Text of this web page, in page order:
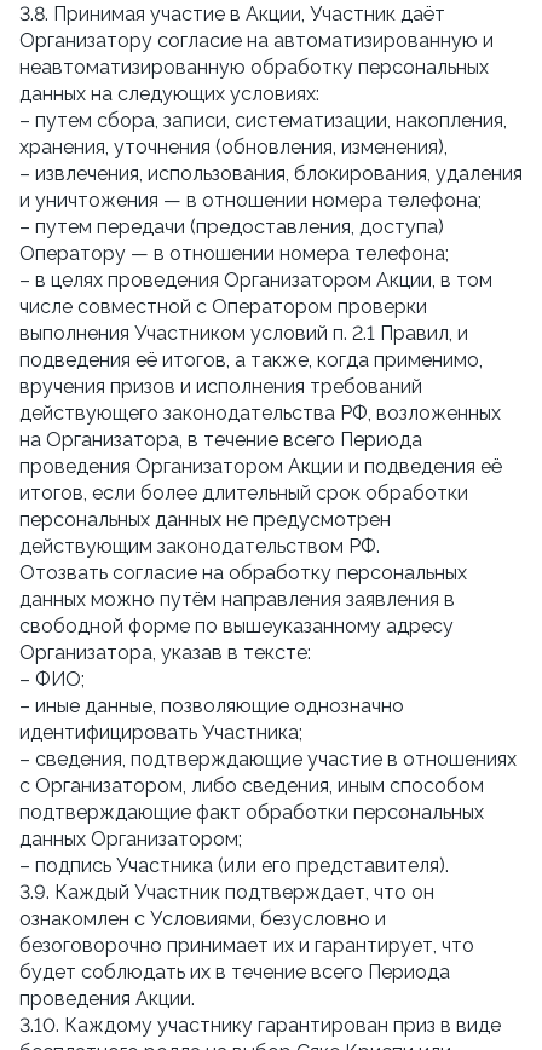
3.8. Принимая участие в Акции, Участник даёт
Организатору согласие на автоматизированную и
неавтоматизированную обработку персональных
данных на следующих условиях:
– путем сбора, записи, систематизации, накопления,
хранения, уточнения (обновления, изменения),
– извлечения, использования, блокирования, удаления
и уничтожения — в отношении номера телефона;
– путем передачи (предоставления, доступа)
Оператору — в отношении номера телефона;
– в целях проведения Организатором Акции, в том
числе совместной с Оператором проверки
выполнения Участником условий п. 2.1 Правил, и
подведения её итогов, а также, когда применимо,
вручения призов и исполнения требований
действующего законодательства РФ, возложенных
на Организатора, в течение всего Периода
проведения Организатором Акции и подведения её
итогов, если более длительный срок обработки
персональных данных не предусмотрен
действующим законодательством РФ.
Отозвать согласие на обработку персональных
данных можно путём направления заявления в
свободной форме по вышеуказанному адресу
Организатора, указав в тексте:
– ФИО;
– иные данные, позволяющие однозначно
идентифицировать Участника;
– сведения, подтверждающие участие в отношениях
с Организатором, либо сведения, иным способом
подтверждающие факт обработки персональных
данных Организатором;
– подпись Участника (или его представителя).
3.9. Каждый Участник подтверждает, что он
ознакомлен с Условиями, безусловно и
безоговорочно принимает их и гарантирует, что
будет соблюдать их в течение всего Периода
проведения Акции.
3.10. Каждому участнику гарантирован приз в виде